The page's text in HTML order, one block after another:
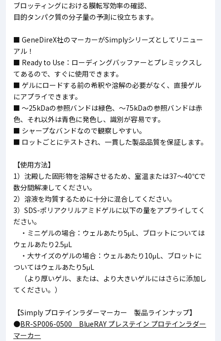
ブロッティングにおける膜転写効率の確認、
目的タンパク質の分子量の予測に役立ちます。
■ GeneDireX社のマーカーがSimplyシリーズとしてリニュー
アル！
■ Ready to Use：ローディングバッファーとプレミックスし
てあるので、すぐに使用できます。
■ ゲルにロードする前の希釈や溶解の必要がなく、直接ゲル
にアプライできます。
■ ～25kDaの参照バンドは緑色、～75kDaの参照バンドは赤
色、それ以外は青色に発色し、識別が容易です。
■ シャープなバンドなので観察しやすい。
■ ロットごとにテストされ、一貫した製品品質を保証します。
【使用方法】
1）沈殿した固形物を溶解させるため、室温または37～40℃で
数分間解凍してください。
2）溶液を均質するために十分に混合してください。
3）SDS-ポリアクリルアミドゲルに以下の量をアプライしてく
ださい。
・ミニゲルの場合：ウェルあたり5μL、ブロットについては
ウェルあたり2.5μL
・大サイズのゲルの場合：ウェルあたり10μL、ブロットに
ついてはウェルあたり5μL
（より厚いゲル、または、より大きいゲルにはさらに添加し
てください。）
【Simply プロテインラダーマーカー 製品ラインナップ】
●BR-SP006-0500 BlueRAY プレステイン プロテインラダー
マーカー